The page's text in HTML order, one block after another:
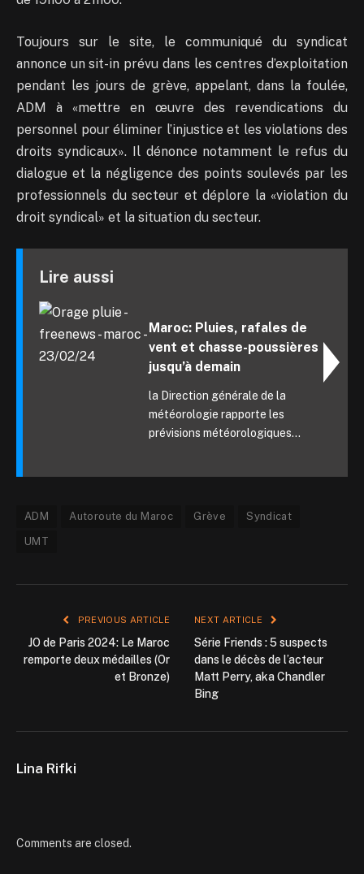
Toujours sur le site, le communiqué du syndicat
annonce un sit-in prévu dans les centres d’exploitation
pendant les jours de grève, appelant, dans la foulée,
ADM à «mettre en œuvre des revendications du
personnel pour éliminer l’injustice et les violations des
droits syndicaux». Il dénonce notamment le refus du
dialogue et la négligence des points soulevés par les
professionnels du secteur et déplore la «violation du
droit syndical» et la situation du secteur.
Lire aussi
Maroc: Pluies, rafales de
vent et chasse-poussières
jusqu’à demain
la Direction générale de la
météorologie rapporte les
prévisions météorologiques...
ADM Autoroute du Maroc Grève Syndicat
UMT
PREVIOUS ARTICLE
JO de Paris 2024: Le Maroc
remporte deux médailles (Or
et Bronze)
NEXT ARTICLE
Série Friends : 5 suspects
dans le décès de l’acteur
Matt Perry, aka Chandler
Bing
Lina Rifki
Comments are closed.